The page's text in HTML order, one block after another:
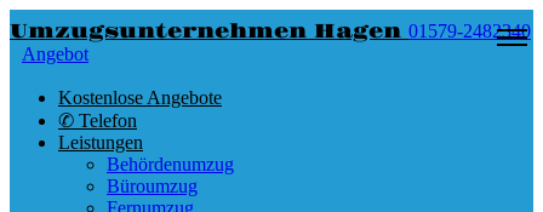
Umzugsunternehmen Hagen 01579-2482340
Angebot
Kostenlose Angebote
✆ Telefon
Leistungen
Behördenumzug
Büroumzug
Fernumzug